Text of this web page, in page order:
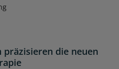
präzisieren die neuen